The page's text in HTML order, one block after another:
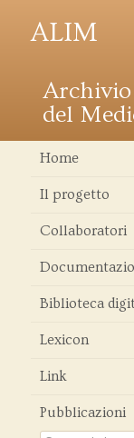
ALIM
del
Home
Il progetto
Collaboratori
Biblioteca
Lexicon
Link
Pubblicazioni